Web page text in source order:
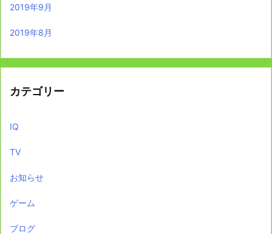
2019年9月
2019年8月
カテゴリー
IQ
TV
お知らせ
ゲーム
ブログ